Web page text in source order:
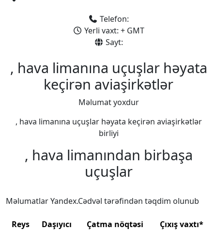
Telefon:
Yerli vaxt: + GMT
Sayt:
, hava limanına uçuşlar həyata
keçirən aviaşirkətlər
Məlumat yoxdur
, hava limanına uçuşlar həyata keçirən aviaşirkətlər
birliyi
, hava limanından birbaşa
uçuşlar
Məlumatlar Yandex.Cədvəl tərəfindən təqdim olunub
Reys Daşıyıcı Çatma nöqtəsi Çıxış vaxtı*